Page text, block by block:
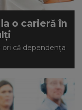
o carieră în
că dependența